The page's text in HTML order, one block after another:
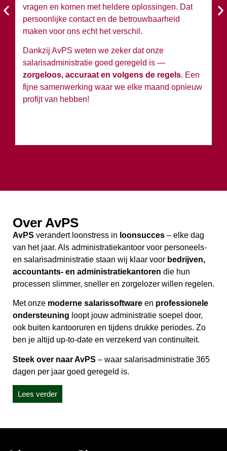
vragen en komen met heldere oplossingen. Dat
persoonlijke contact en de betrouwbaarheid
maken voor ons echt het verschil.
Dankzij AvPS weten we zeker dat onze
salarisadministratie goed geregeld is —
zorgeloos, accuraat en volgens de regels. Een
fijne samenwerking waar we elke maand opnieuw
profijt van hebben!
Over AvPS
AvPS verandert loonstress in loonsucces – elke dag
van het jaar. Als administratiekantoor voor personeels-
en salarisadministratie staan wij klaar voor bedrijven,
accountants- en administratiekantoren die hun
processen slimmer, sneller en zorgelozer willen regelen.
Met onze moderne salarissoftware en professionele
ondersteuning loopt jouw administratie soepel door,
ook buiten kantooruren en tijdens drukke periodes. Zo
ben je altijd up-to-date en verzekerd van continuïteit.
Steek over naar AvPS – waar salarisadministratie 365
dagen per jaar goed geregeld is.
Lees verder